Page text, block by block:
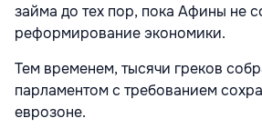
займа до тех пор, пока Афины не
реформирование экономики.
Тем временем, тысячи греков
парламентом с требованием
еврозоне.